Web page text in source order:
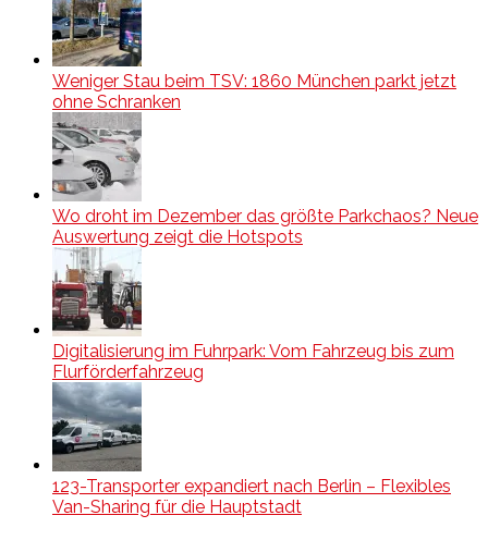
Weniger Stau beim TSV: 1860 München parkt jetzt
ohne Schranken
Wo droht im Dezember das größte Parkchaos? Neue
Auswertung zeigt die Hotspots
Digitalisierung im Fuhrpark: Vom Fahrzeug bis zum
Flurförderfahrzeug
123-Transporter expandiert nach Berlin – Flexibles
Van-Sharing für die Hauptstadt